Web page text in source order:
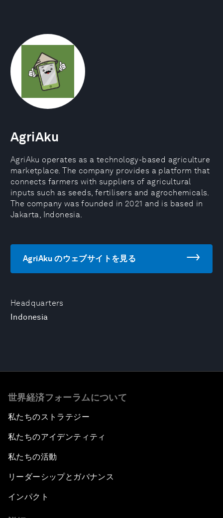
Headquarters
Indonesia
AgriAku
AgriAku operates as a technology-based agriculture
marketplace. The company provides a platform that
connects farmers with suppliers of agricultural
inputs such as seeds, fertilisers and agrochemicals.
The company was founded in 2021 and is based in
Jakarta, Indonesia.
AgriAku のウェブサイトを見る
世界経済フォーラムについて
私たちのストラテジー
私たちのアイデンティティ
私たちの活動
リーダーシップとガバナンス
インパクト